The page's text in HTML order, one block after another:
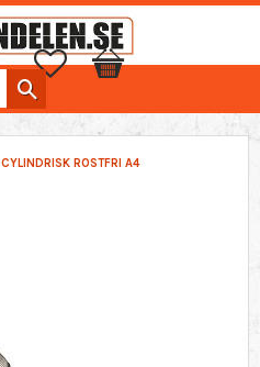
Favoriter
Kundvagn
CYLINDRISK ROSTFRI A4